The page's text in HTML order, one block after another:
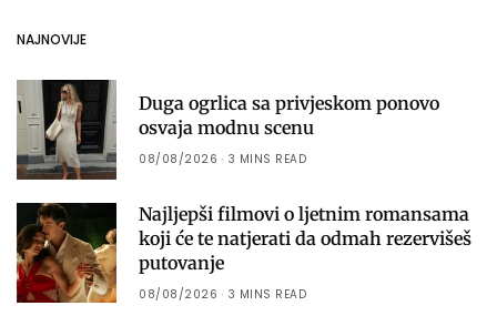
NAJNOVIJE
Duga ogrlica sa privjeskom ponovo
osvaja modnu scenu
08/08/2026 3 MINS READ
Najljepši filmovi o ljetnim romansama
koji će te natjerati da odmah rezervišeš
putovanje
08/08/2026 3 MINS READ